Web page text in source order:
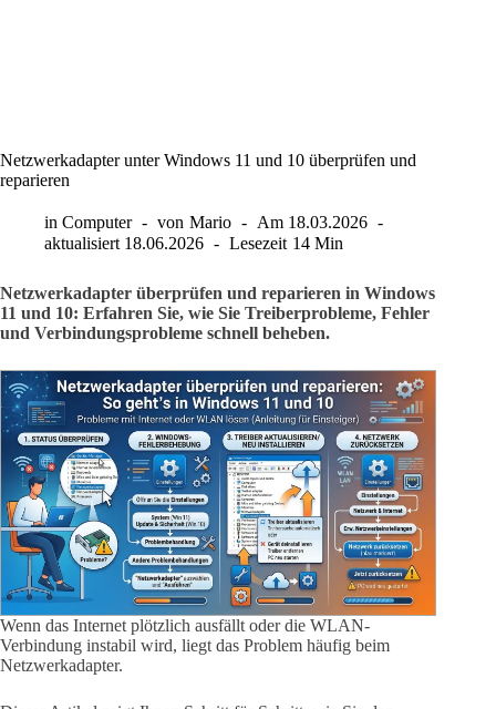
Netzwerkadapter unter Windows 11 und 10 überprüfen und
reparieren
in Computer von Mario Am 18.03.2026
aktualisiert 18.06.2026 Lesezeit 14 Min
Netzwerkadapter überprüfen und reparieren in Windows
11 und 10: Erfahren Sie, wie Sie Treiberprobleme, Fehler
und Verbindungsprobleme schnell beheben.
Wenn das Internet plötzlich ausfällt oder die WLAN-
Verbindung instabil wird, liegt das Problem häufig beim
Netzwerkadapter.